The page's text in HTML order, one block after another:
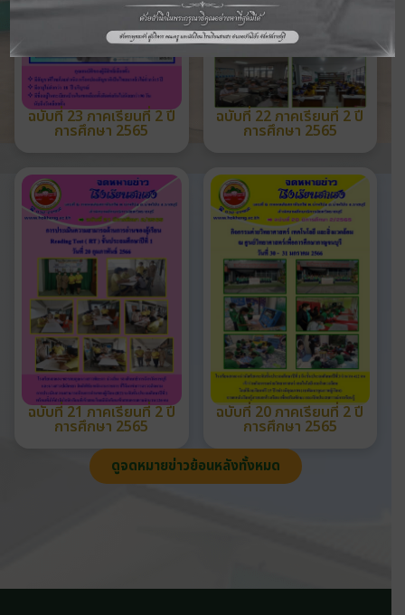
ฉบับที่ 23 ภาคเรียนที่ 2 ปี
การศึกษา 2565
ฉบับที่ 22 ภาคเรียนที่ 2 ปี
การศึกษา 2565
ฉบับที่ 21 ภาคเรียนที่ 2 ปี
การศึกษา 2565
ฉบับที่ 20 ภาคเรียนที่ 2 ปี
การศึกษา 2565
ดูจดหมายข่าวย้อนหลังทั้งหมด